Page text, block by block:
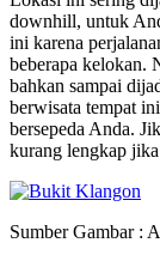
downhill, untuk
ini karena
beberapa kelokan.
bahkan sampai
berwisata tempat
bersepeda Anda.
kurang lengkap
Sumber Gambar :